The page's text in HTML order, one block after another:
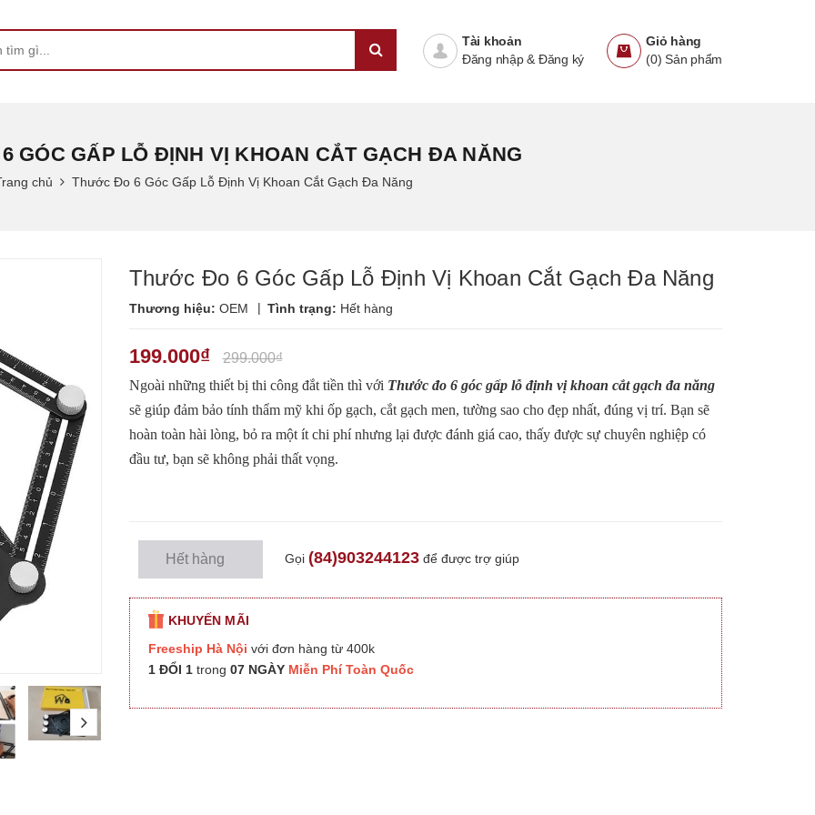
Giỏ hàng
(0) Sản phẩm
Tài khoản
Đăng nhập& Đăng ký
GÓC GẤP LỖ ĐỊNH VỊ KHOAN CẮT GẠCH ĐA NĂNG
chủ Thước Đo 6 Góc Gấp Lỗ Định Vị Khoan Cắt Gạch Đa Năng
Thước Đo 6 Góc Gấp Lỗ Định Vị Khoan Cắt Gạch Đa Năng
Thương hiệu: OEM | Tình trạng: Hết hàng
199.000₫
299.000₫
Ngoài những thiết bị thi công đắt tiền thì với Thước đo 6 góc gấp lỗ định vị khoan cắt gạch đa năng
sẽ giúp đảm bảo tính thẩm mỹ khi ốp gạch, cắt gạch men, tường sao cho đẹp nhất, đúng vị trí. Bạn sẽ
hoàn toàn hài lòng, bỏ ra một ít chi phí nhưng lại được đánh giá cao, thấy được sự chuyên nghiệp có
đầu tư, bạn sẽ không phải thất vọng.
Hết hàng Gọi (84)903244123để được trợ giúp
KHUYẾN MÃI
Freeship Hà Nội với đơn hàng từ 400k
1 ĐỔI 1 trong 07 NGÀY Miễn Phí Toàn Quốc